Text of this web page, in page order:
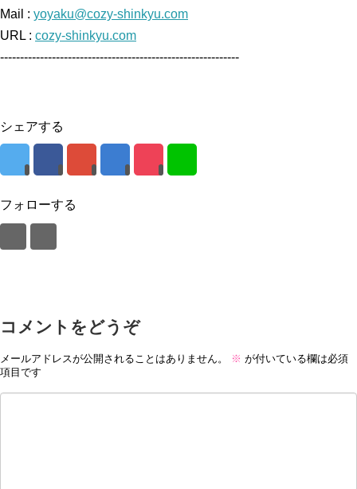
Mail : yoyaku@cozy-shinkyu.com
URL : cozy-shinkyu.com
------------------------------------------------------------
シェアする
フォローする
コメントをどうぞ
メールアドレスが公開されることはありません。 ※ が付いている欄は必須
項目です